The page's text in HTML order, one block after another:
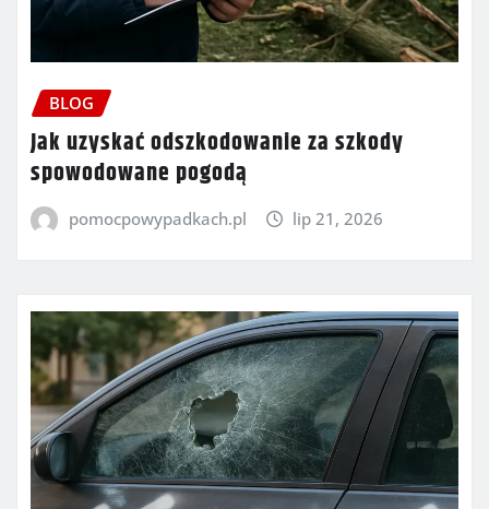
BLOG
Jak uzyskać odszkodowanie za szkody
spowodowane pogodą
pomocpowypadkach.pl lip 21, 2026